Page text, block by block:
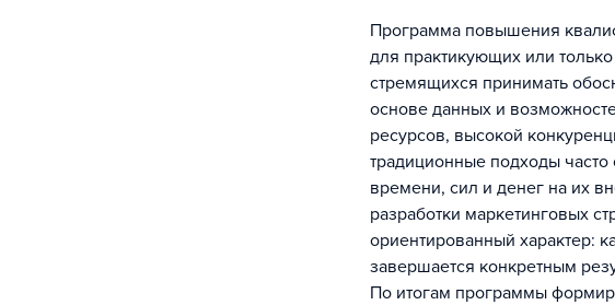
Программа повышения
для практикующих или
стремящихся принимать
основе данных и
ресурсов, высокой
традиционные подходы
времени, сил и денег на их
разработки маркетинговых
ориентированный характер:
завершается конкретным
По итогам программы